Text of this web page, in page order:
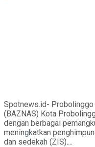
Spotnews.id-
(BAZNAS) Kota
dengan berbagai
meningkatkan
dan sedekah (ZIS)....